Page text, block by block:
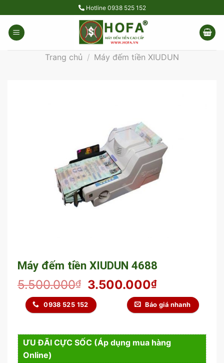
to
content
Hotline 0938 525 152
Trang chủ / Máy đếm tiền XIUDUN
Máy đếm tiền XIUDUN 4688
5.500.000₫ 3.500.000₫
0938 525 152 Báo giá nhanh
ƯU ĐÃI CỰC SỐC (Áp dụng mua hàng
Online)